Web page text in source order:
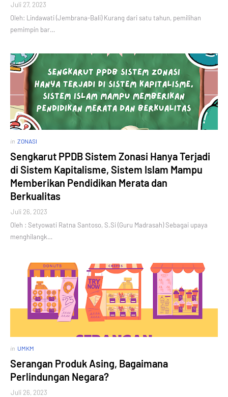
Juli 27, 2023
Oleh: Lindawati (Jembrana-Bali) Kurang dari satu tahun, pemilihan
pemimpin bar…
in ZONASI
Sengkarut PPDB Sistem Zonasi Hanya Terjadi
di Sistem Kapitalisme, Sistem Islam Mampu
Memberikan Pendidikan Merata dan
Berkualitas
Juli 26, 2023
Oleh : Setyowati Ratna Santoso, S.Si (Guru Madrasah) Sebagai upaya
menghilangk…
in UMKM
Serangan Produk Asing, Bagaimana
Perlindungan Negara?
Juli 26, 2023